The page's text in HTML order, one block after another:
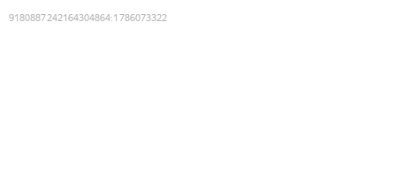
9180887242164304864:1786073322